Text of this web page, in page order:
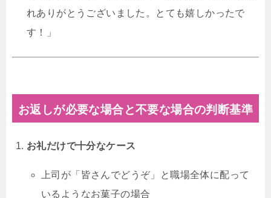
れありがとうございました。とても嬉しかったで
す！」
お返しが必要な場合と不要な場合の判断基準
お礼だけで十分なケース
上司が「皆さんでどうぞ」と職場全体に配って
いるようなお菓子の場合